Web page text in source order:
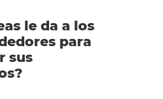
le da a los
para
sus